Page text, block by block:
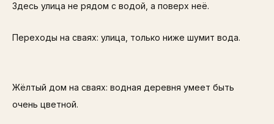
Здесь улица не рядом с водой, а поверх неё.
Переходы на сваях: улица, только ниже шумит вода.
Жёлтый дом на сваях: водная деревня умеет быть
очень цветной.